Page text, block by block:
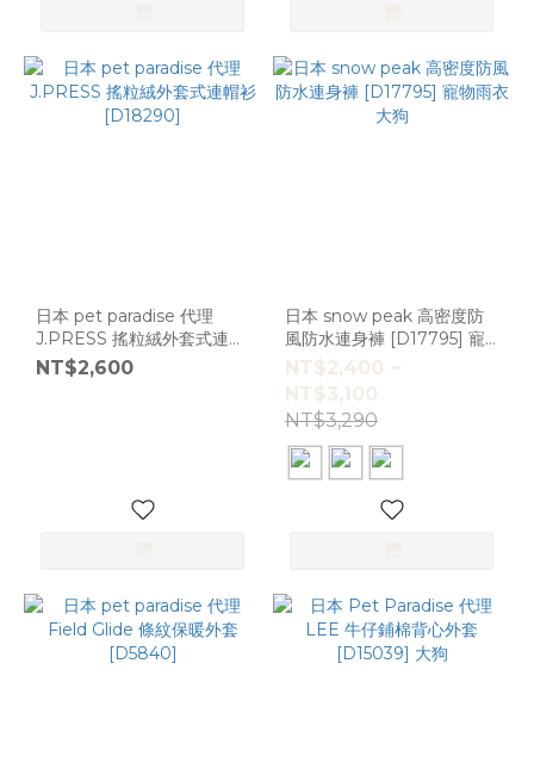
日本 pet paradise 代理
J.PRESS 搖粒絨外套式連帽
衫 [D18290]
NT$2,600
日本 snow peak 高密度防
風防水連身褲 [D17795] 寵
物雨衣 大狗
NT$2,400 ~
NT$3,100
NT$3,290